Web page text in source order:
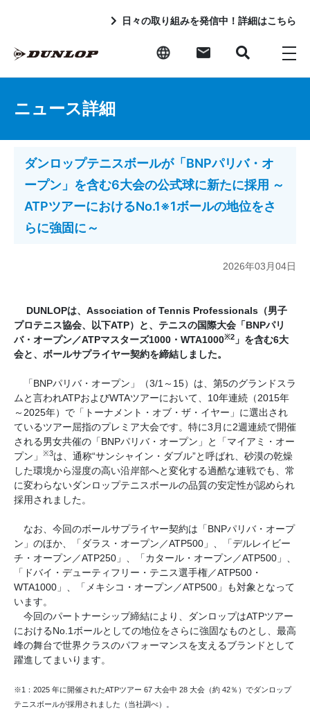
日々の取り組みを発信中！詳細はこちら
ニュース詳細
ダンロップテニスボールが「BNPパリバ・オ
ープン」を含む6大会の公式球に新たに採用 ～
ATPツアーにおけるNo.1※1ボールの地位をさ
らに強固に～
2026年03月04日
DUNLOPは、Association of Tennis Professionals（男子
プロテニス協会、以下ATP）と、テニスの国際大会「BNPパリ
バ・オープン／ATPマスターズ1000・WTA1000※2 」を含む6大
会と、ボールサプライヤー契約を締結しました。
「BNPパリバ・オープン」（3/1～15）は、第5のグランドスラ
ムと言われATPおよびWTAツアーにおいて、10年連続（2015年
～2025年）で「トーナメント・オブ・ザ・イヤー」に選出され
ているツアー屈指のプレミア大会です。特に3月に2週連続で開催
される男女共催の「BNPパリバ・オープン」と「マイアミ・オー
プン」
※3は、通称“サンシャイン・ダブル”と呼ばれ、砂漠の乾燥
した環境から湿度の高い沿岸部へと変化する過酷な連戦でも、常
に変わらないダンロップテニスボールの品質の安定性が認められ
採用されました。
なお、今回のボールサプライヤー契約は「BNPパリバ・オープ
ン」のほか、「ダラス・オープン／ATP500」、「デルレイビー
チ・オープン／ATP250」、「カタール・オープン／ATP500」、
「ドバイ・デューティフリー・テニス選手権／ATP500・
WTA1000」、「メキシコ・オープン／ATP500」も対象となって
います。
今回のパートナーシップ締結により、ダンロップはATPツアー
におけるNo.1ボールとしての地位をさらに強固なものとし、最高
峰の舞台で世界クラスのパフォーマンスを支えるブランドとして
躍進してまいります。
※1：2025 年に開催されたATPツアー 67 大会中 28 大会（約 42％）でダンロップ
テニスボールが採用されました（当社調べ）。